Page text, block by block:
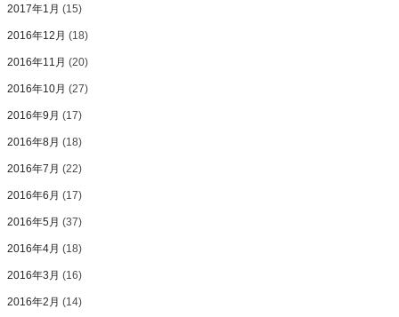
2017年1月 (15)
2016年12月 (18)
2016年11月 (20)
2016年10月 (27)
2016年9月 (17)
2016年8月 (18)
2016年7月 (22)
2016年6月 (17)
2016年5月 (37)
2016年4月 (18)
2016年3月 (16)
2016年2月 (14)